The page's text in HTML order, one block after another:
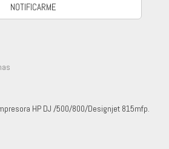
NOTIFICARME
HP DJ /500/800/Designjet 815mfp.